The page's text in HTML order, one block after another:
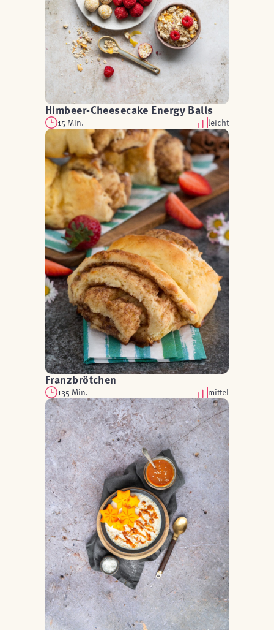
Himbeer-Cheesecake Energy Balls
15 Min. leicht
Franzbrötchen
135 Min. mittel